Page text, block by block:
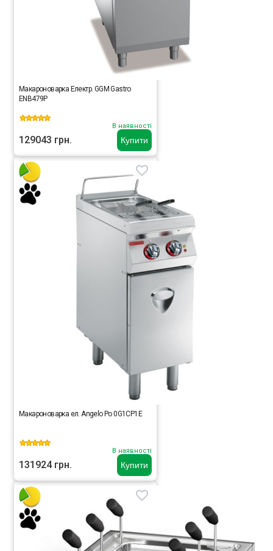
Купити
Макароноварка Електр. GGM Gastro
ENB479P
В наявності
129043 грн.
Купити
Макароноварка ел. Angelo Po 0G1CP1E
В наявності
131924 грн.